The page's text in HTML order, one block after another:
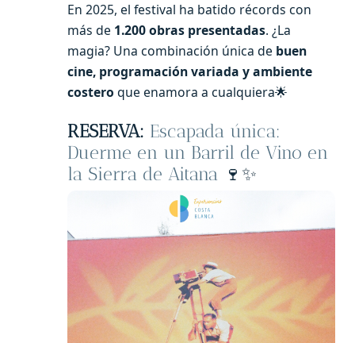
En 2025, el festival ha batido récords con
más de 1.200 obras presentadas. ¿La
magia? Una combinación única de buen
cine, programación variada y ambiente
costero que enamora a cualquiera🌟
RESERVA: Escapada única:
Duerme en un Barril de Vino en
la Sierra de Aitana 🍷✨